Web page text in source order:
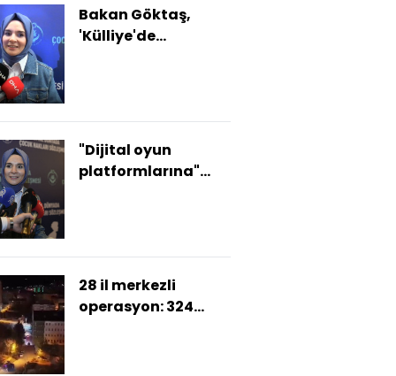
Bakan Göktaş,
'Külliye'de
"Dijital oyun
platformlarına"
28 il merkezli
operasyon: 324